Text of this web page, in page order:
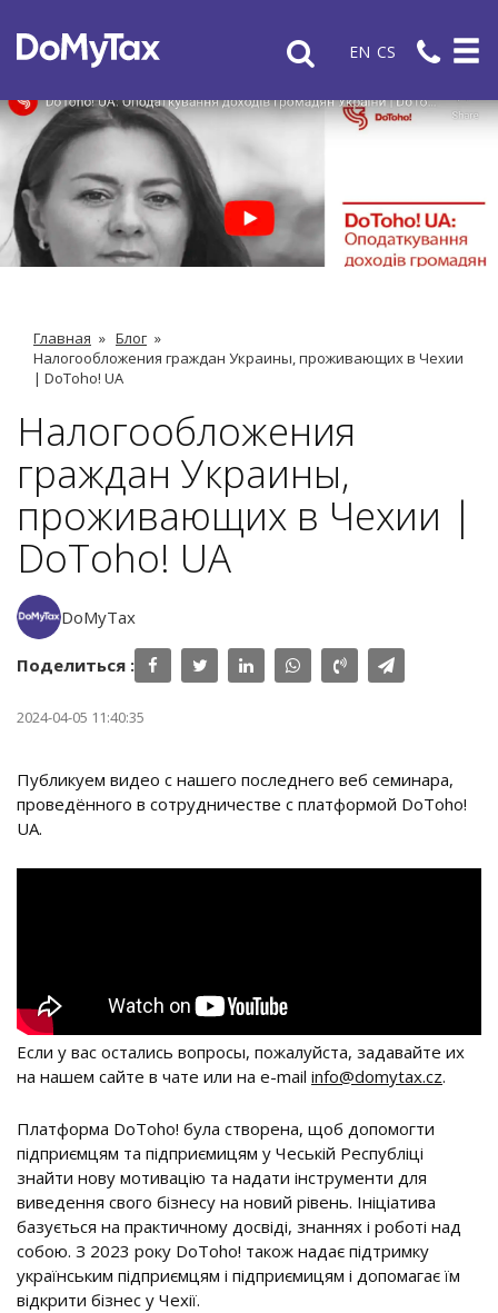
EN CS
Главная » Блог »
Налогообложения граждан Украины, проживающих в Чехии
| DoToho! UA
Налогообложения
граждан Украины,
проживающих в Чехии |
DoToho! UA
DoMyTax
Поделиться :
2024-04-05 11:40:35
Публикуем видео с нашего последнего веб семинара,
проведённого в сотрудничестве с платформой DoToho!
UA.
Если у вас остались вопросы, пожалуйста, задавайте их
на нашем сайте в чате или на e-mail info@domytax.cz.
Платформа DoToho! була створена, щоб допомогти
підприємцям та підприємицям у Чеській Республіці
знайти нову мотивацію та надати інструменти для
виведення свого бізнесу на новий рівень. Ініціатива
базується на практичному досвіді, знаннях і роботі над
собою. З 2023 року DoToho! також надає підтримку
українським підприємцям і підприємицям і допомагає їм
відкрити бізнес у Чехії.